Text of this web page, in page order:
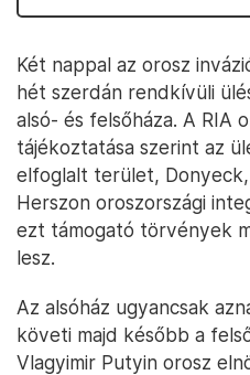
Két nappal az orosz
hét szerdán rendkívüli
alsó- és felsőháza. A RIA
tájékoztatása szerint az
elfoglalt terület, Donyeck,
Herszon oroszországi
ezt támogató törvények
lesz.
Az alsóház ugyancsak
követi majd később a
Vlagyimir Putyin orosz